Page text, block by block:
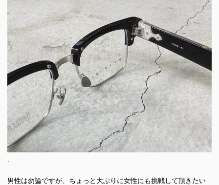
男性は勿論ですが、ちょっと大ぶりに女性にも挑戦して頂きたい